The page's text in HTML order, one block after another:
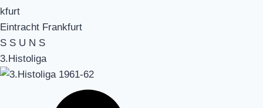
Eintracht Frankfurt
S S U N S
3.Histoliga